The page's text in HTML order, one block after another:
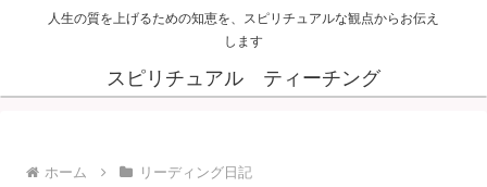
人生の質を上げるための知恵を、スピリチュアルな観点からお伝え
します
スピリチュアル ティーチング
ホーム リーディング日記